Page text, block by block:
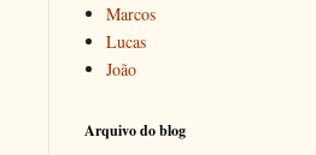
Marcos
Lucas
João
Arquivo do blog